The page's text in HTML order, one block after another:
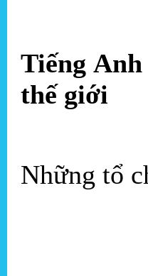
Tiếng
thế giới
Những tổ